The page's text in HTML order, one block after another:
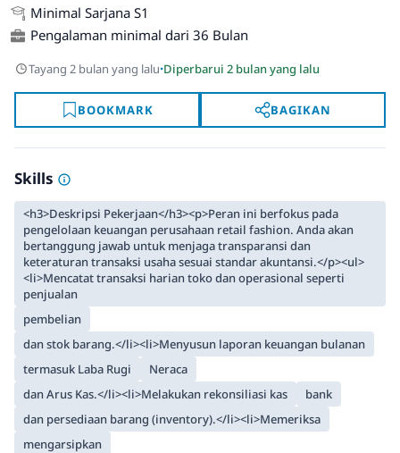
Minimal Sarjana S1
Pengalaman minimal dari 36 Bulan
Tayang 2 bulan yang lalu·Diperbarui 2 bulan yang lalu
BOOKMARK BAGIKAN
Skills
<h3>Deskripsi Pekerjaan</h3><p>Peran ini berfokus pada
pengelolaan keuangan perusahaan retail fashion. Anda akan
bertanggung jawab untuk menjaga transparansi dan
keteraturan transaksi usaha sesuai standar akuntansi.</p><ul>
<li>Mencatat transaksi harian toko dan operasional seperti
penjualan
pembelian
dan stok barang.</li><li>Menyusun laporan keuangan bulanan
termasuk Laba Rugi
Neraca
dan Arus Kas.</li><li>Melakukan rekonsiliasi kas
bank
dan persediaan barang (inventory).</li><li>Memeriksa
mengarsipkan